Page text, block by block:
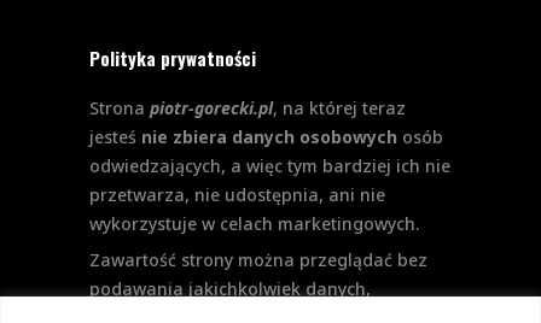
Polityka prywatności
Strona piotr-gorecki.pl, na której teraz
jesteś nie zbiera danych osobowych osób
odwiedzających, a więc tym bardziej ich nie
przetwarza, nie udostępnia, ani nie
wykorzystuje w celach marketingowych.
Zawartość strony można przeglądać bez
podawania jakichkolwiek danych,